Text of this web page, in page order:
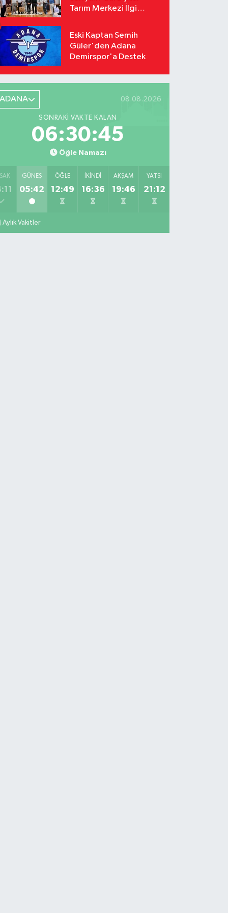
Tarım Merkezi İlgi
Eski Kaptan Semih
Güler'den Adana
Demirspor'a Destek
ADANA 08.08.2026
SONRAKI VAKTE KALAN
06:30:44
Öğle Namazı
GÜNEŞ
05:42
ÖĞLE
12:49
İKINDI
16:36
AKŞAM
19:46
YATSI
21:12
Aylık Vakitler